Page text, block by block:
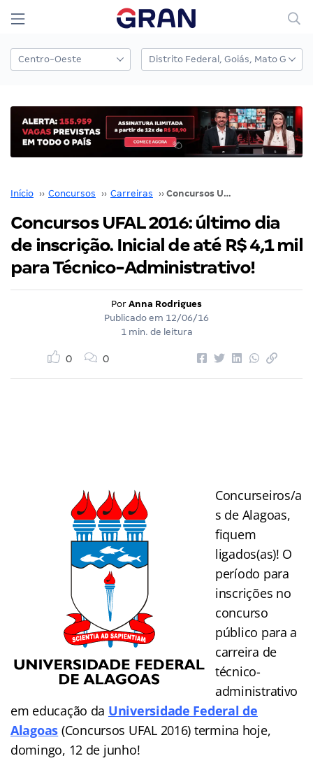
Início ›› Concursos ›› Carreiras ›› Concursos UFAL 2016: último dia de inscrição. Inicial de até R$ 4,1 mil para Técnico-Administrativo!
Concursos UFAL 2016: último dia
de inscrição. Inicial de até R$ 4,1 mil
para Técnico-Administrativo!
Por Anna Rodrigues
Publicado em 12/06/16
1 min. de leitura
0 0
Concurseiros/a
s de Alagoas,
fiquem
ligados(as)! O
período para
inscrições no
concurso
público para a
carreira de
técnico-
administrativo
em educação da Universidade Federal de
Alagoas (Concursos UFAL 2016) termina hoje,
domingo, 12 de junho!